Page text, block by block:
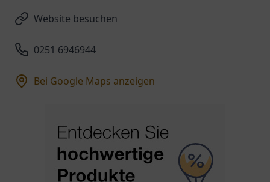
Website besuchen
0251 6946944
Bei Google Maps anzeigen